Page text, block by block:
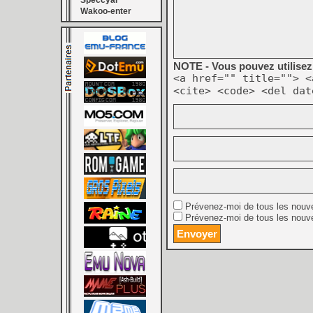
Wakoo-enter
NOTE - Vous pouvez
<a href="" title="">
<cite> <code> <del
Prévenez-moi de tous les
Prévenez-moi de tous les